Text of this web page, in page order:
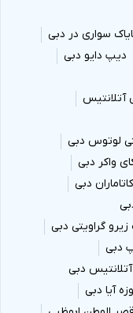
سواری در دبی
دیپ دایو دبی
آتلانتیس
لوتوس دبی
واکر دبی
دبی
گراویتی دبی
دبی
دبی
آیا دبی